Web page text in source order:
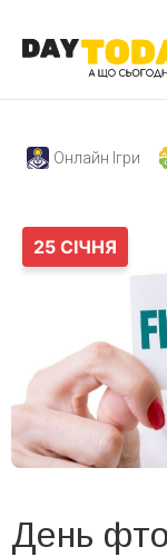
Онлайн Ігри
День